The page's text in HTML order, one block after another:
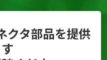
クタ部品を提供